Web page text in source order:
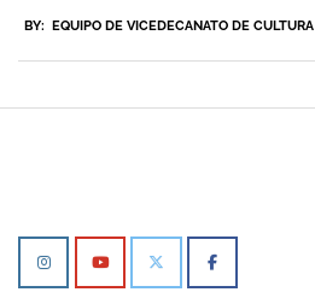
01-
27
BY: EQUIPO DE VICEDECANATO DE CULTURA